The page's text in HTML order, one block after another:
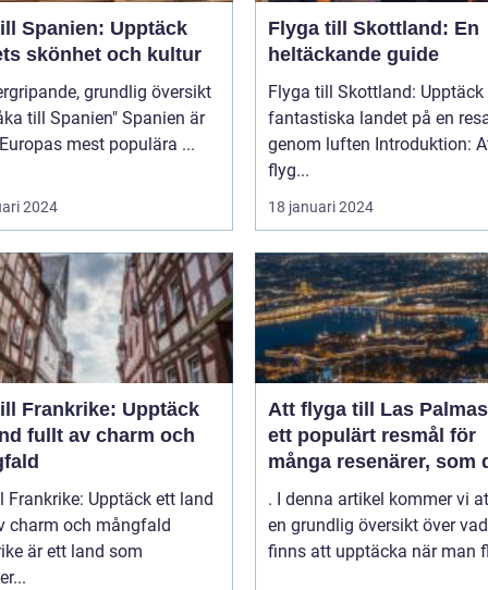
Spanien: Upptäck
skönhet och kultur
grundlig översikt
Spanien" Spanien är
mest populära ...
2024
Flyga till Skottland: En
heltäckande guide
Flyga till Skottland: Upptäck
fantastiska landet på en
genom luften Introduktion: Att
flyg...
18 januari 2024
Frankrike: Upptäck
fullt av charm och
Frankrike: Upptäck ett land
charm och mångfald
är ett land som
Att flyga till Las
ett populärt resmål för
många resenärer, som
till de vackra
behagliga klimatet och
avslappnade
denna spanska ö
. I denna artikel kommer vi
en grundlig översikt över
finns att upptäcka när man